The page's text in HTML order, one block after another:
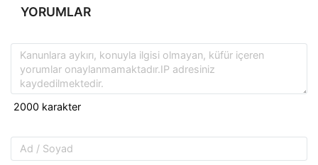
YORUMLAR